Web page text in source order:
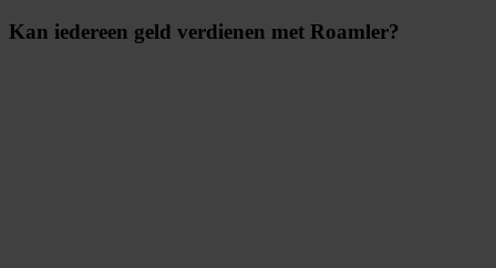
Kan iedereen geld verdienen met Roamler?